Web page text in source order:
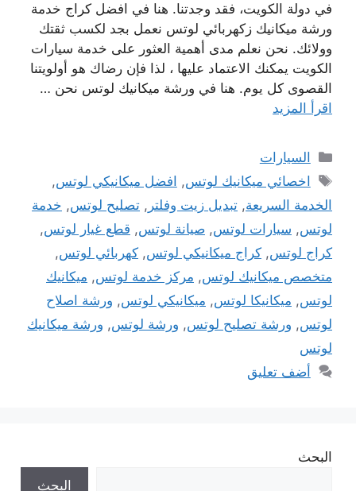
في دولة الكويت، فقد وجدتنا. هنا في افضل كراج خدمة
ورشة ميكانيك زكهربائي لوتس نعمل بجد لكسب ثقتك
وولائك. نحن نعلم مدى أهمية العثور على خدمة سيارات
الكويت يمكنك الاعتماد عليها ، لذا فإن رضاك ​​هو أولويتنا
القصوى كل يوم. هنا في ورشة ميكانيك لوتس نحن …
اقرأ المزيد
التصنيفات
السيارات
الوسوم
اخصائي ميكانيك لوتس, افضل ميكانيكي لوتس,
الخدمة السريعة, تبديل زيت وفلتر , تصليح لوتس, خدمة
لوتس, سيارات لوتس, صيانة لوتس, قطع غيار لوتس,
كراج لوتس, كراج ميكانيكي لوتس, كهربائي لوتس,
متخصص ميكانيك لوتس, مركز خدمة لوتس, ميكانيك
لوتس, ميكانيكا لوتس, ميكانيكي لوتس, ورشة اصلاح
لوتس, ورشة تصليح لوتس, ورشة لوتس, ورشة ميكانيك
لوتس
أضف تعليق
البحث
البحث